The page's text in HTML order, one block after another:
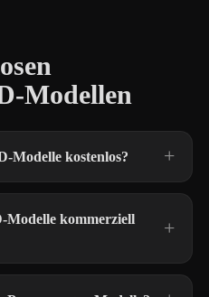
Modellen
Modelle kostenlos?
Modelle kommerziell